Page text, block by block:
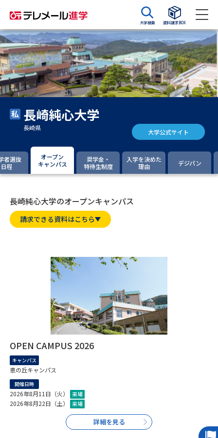
大学検索 資料請求BOX
資料請求 資料検索
大学・短大の資料種類から請求
大学パンフ
集要項＆願書
大学入学共通テスト利用選抜の
過去問題集
専門学校の資料請求
大学入学共通テスト「受験上の
配慮案内」の請求
高等学校卒業程度認定試験
幼稚園教員資格認定試験 小学校教員資格認定試験
高等学校（情報）教員資格認定
大学で学べる内容や特徴を調べる
新増設大学・学部・学科特集
国際・グローバルに強い大学特
集
長崎純心大学
長崎県 大学公式サイト
者選抜
日程
オープン
キャンパス
奨学金・
特待生制度
入学を決めた
理由
デジパン
長崎純心大学のオープンキャンパス
請求できる資料はこちら
OPEN CAMPUS 2026
キャンパス
恵の丘キャンパス
開催日時
2026年8月11日（火） 来場
2026年8月22日（土） 来場
詳細を見る